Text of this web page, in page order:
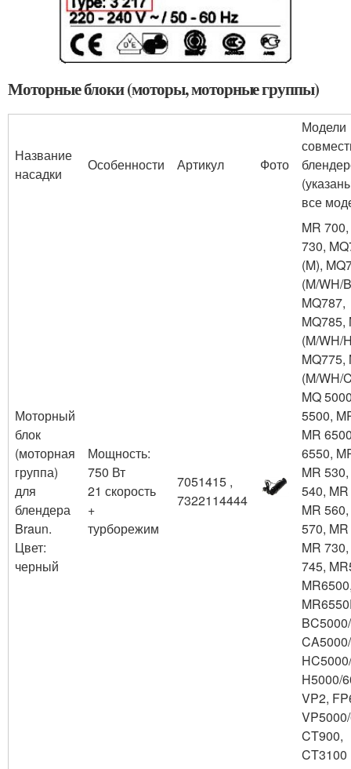
Моторные блоки (моторы, моторные группы)
Название
насадки
Особенности Артикул Фото
Модели
все
Моторный
блок
(моторная
группа)
для
блендера
Braun.
Цвет:
черный
Мощность:
750 Вт
21 скорость
+
турборежим
7051415 ,
7322114444
MR
730,
(M),
(M/WH/
MQ787,
MQ785,
(M/WH/
MQ775,
(M/WH/
MQ
5500,
MR
6550,
MR
540,
MR
570,
MR
745,
H5000/
VP2,
CT900,
CT3100